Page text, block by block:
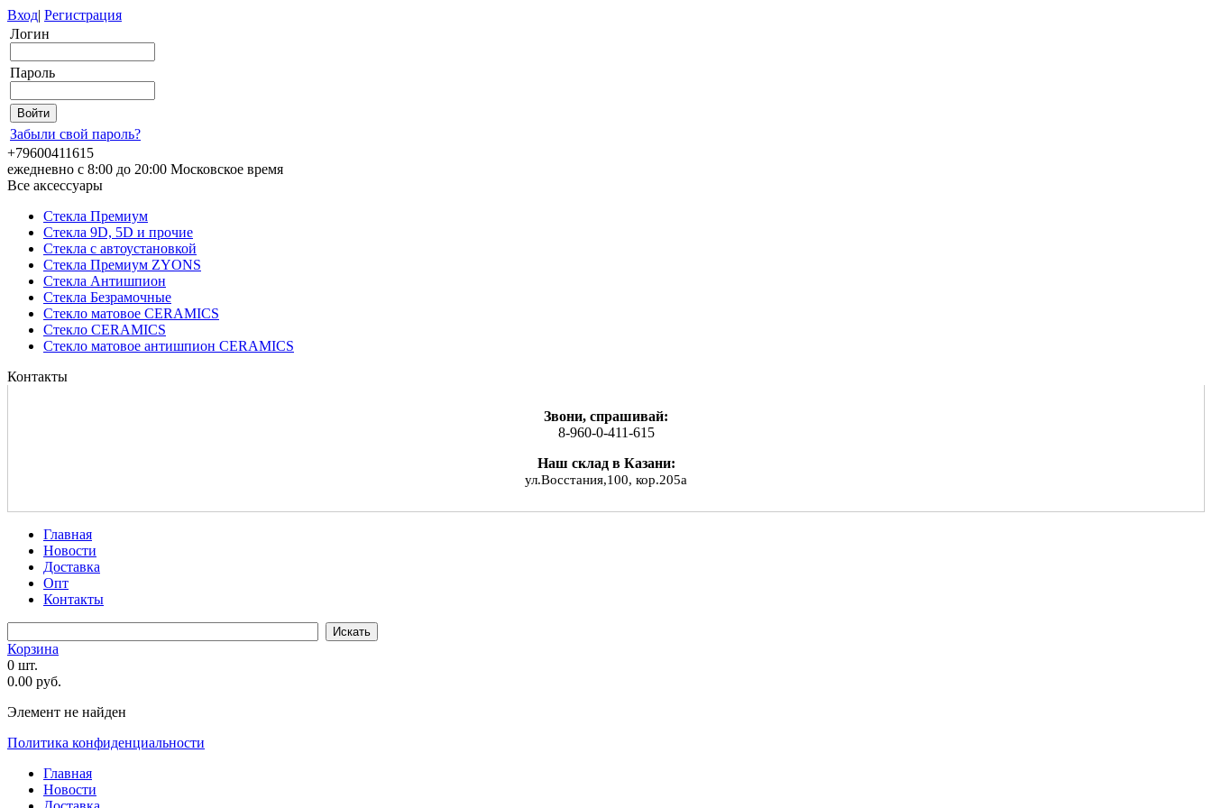
Вход| Регистрация
Логин
Пароль
Забыли свой пароль?
+79600411615
ежедневно с 8:00 до 20:00 Московское время
Все аксессуары
Стекла Премиум
Стекла 9D, 5D и прочие
Стекла с автоустановкой
Стекла Премиум ZYONS
Стекла Антишпион
Стекла Безрамочные
Стекло матовое CERAMICS
Стекло CERAMICS
Стекло матовое антишпион CERAMICS
Контакты
Звони, спрашивай:
8-960-0-411-615
Наш склад в Казани:
ул.Восстания,100, кор.205а
Главная
Новости
Доставка
Опт
Контакты
Корзина
0 шт.
0.00 руб.
Элемент не найден
Политика конфиденциальности
Главная
Новости